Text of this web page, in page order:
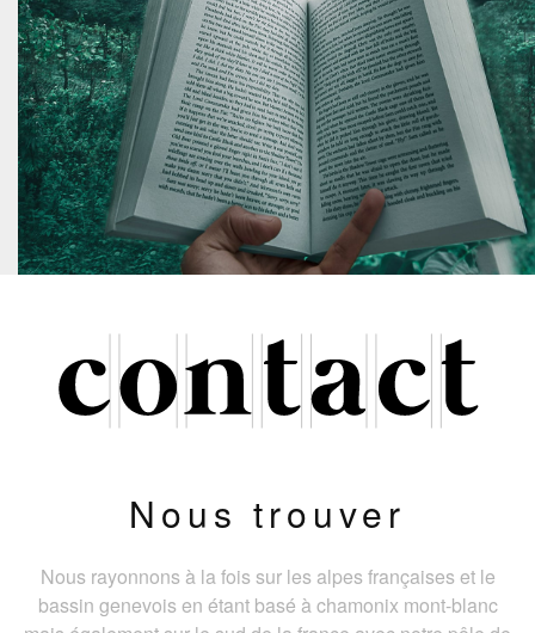
Nous trouver
Nous rayonnons à la fois sur les alpes françaises et le
bassin genevois en étant basé à chamonix mont-blanc